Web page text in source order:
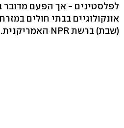
לפלסטינים - אך הפעם מדובר
אונקולוגיים בבתי חולים
(שבת) ברשת NPR האמריקנית.